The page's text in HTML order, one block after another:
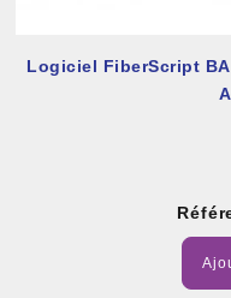
Logiciel FiberScript